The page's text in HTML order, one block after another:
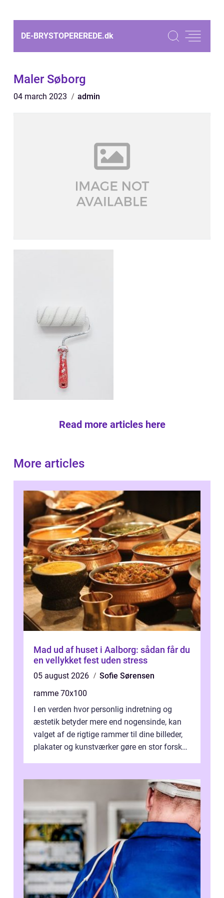
DE-BRYSTOPEREREDE.dk
Maler Søborg
04 march 2023 admin
Read more articles here
More articles
Mad ud af huset i Aalborg: sådan får du
en vellykket fest uden stress
05 august 2026
Sofie Sørensen
ramme 70x100
I en verden hvor personlig indretning og
æstetik betyder mere end nogensinde, kan
valget af de rigtige rammer til dine billeder,
plakater og kunstværker gøre en stor forskel.